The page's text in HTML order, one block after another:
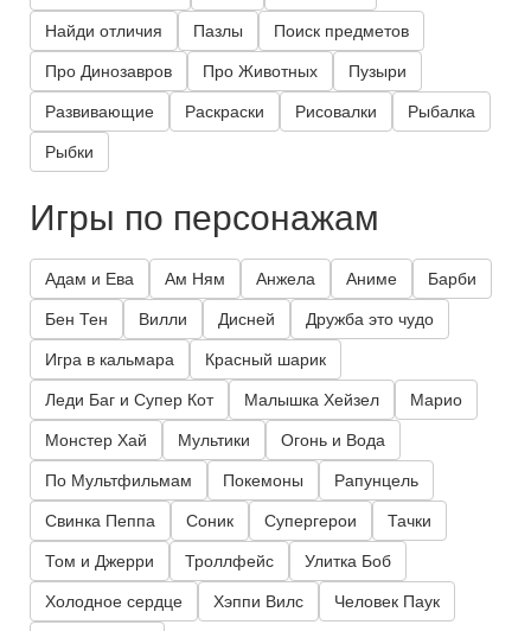
Найди отличия Пазлы Поиск предметов
Про Динозавров Про Животных Пузыри
Развивающие Раскраски Рисовалки Рыбалка
Рыбки
Игры по персонажам
Адам и Ева Ам Ням Анжела Аниме Барби
Бен Тен Вилли Дисней Дружба это чудо
Игра в кальмара Красный шарик
Леди Баг и Супер Кот Малышка Хейзел Марио
Монстер Хай Мультики Огонь и Вода
По Мультфильмам Покемоны Рапунцель
Свинка Пеппа Соник Супергерои Тачки
Том и Джерри Троллфейс Улитка Боб
Холодное сердце Хэппи Вилс Человек Паук